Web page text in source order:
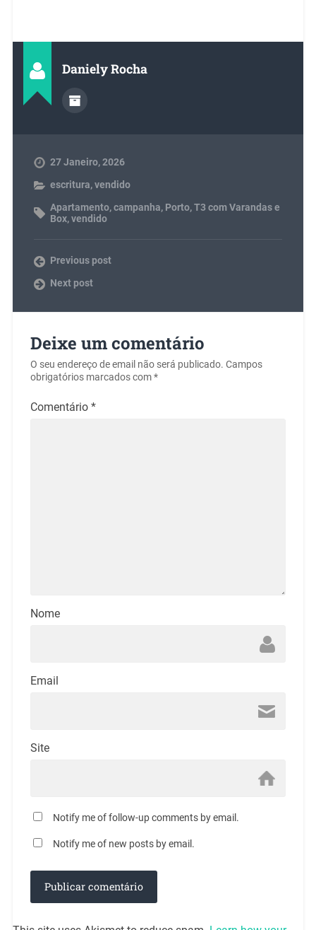
Daniely Rocha
27 Janeiro, 2026
escritura,vendido
Apartamento,campanha, Porto,T3 com Varandas e
Box,vendido
Previous post
Next post
Deixe um comentário
O seu endereço de email não será publicado. Campos
obrigatórios marcados com*
Comentário *
Nome
Email
Site
Notify me of follow-up comments by email.
Notify me of new posts by email.